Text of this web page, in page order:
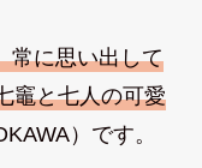
常に思い出して
竈と七人の可愛
）です。